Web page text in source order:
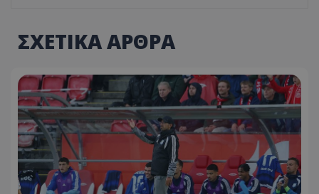
ΣΧΕΤΙΚΑ ΑΡΘΡΑ